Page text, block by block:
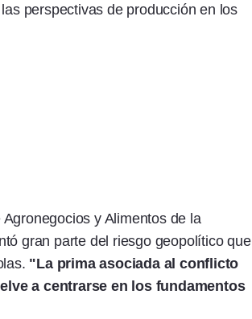
perspectivas de producción en los
y Alimentos de la
gran parte del riesgo geopolítico que
"La prima asociada al conflicto
a centrarse en los fundamentos